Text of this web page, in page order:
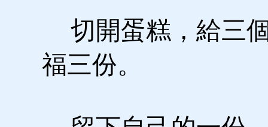
切開蛋糕，給三
福三份。